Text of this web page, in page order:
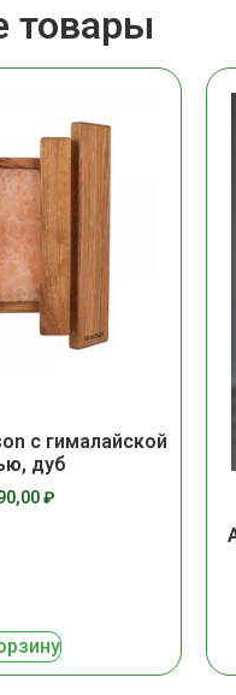
товары
с гималайской
дуб
₽